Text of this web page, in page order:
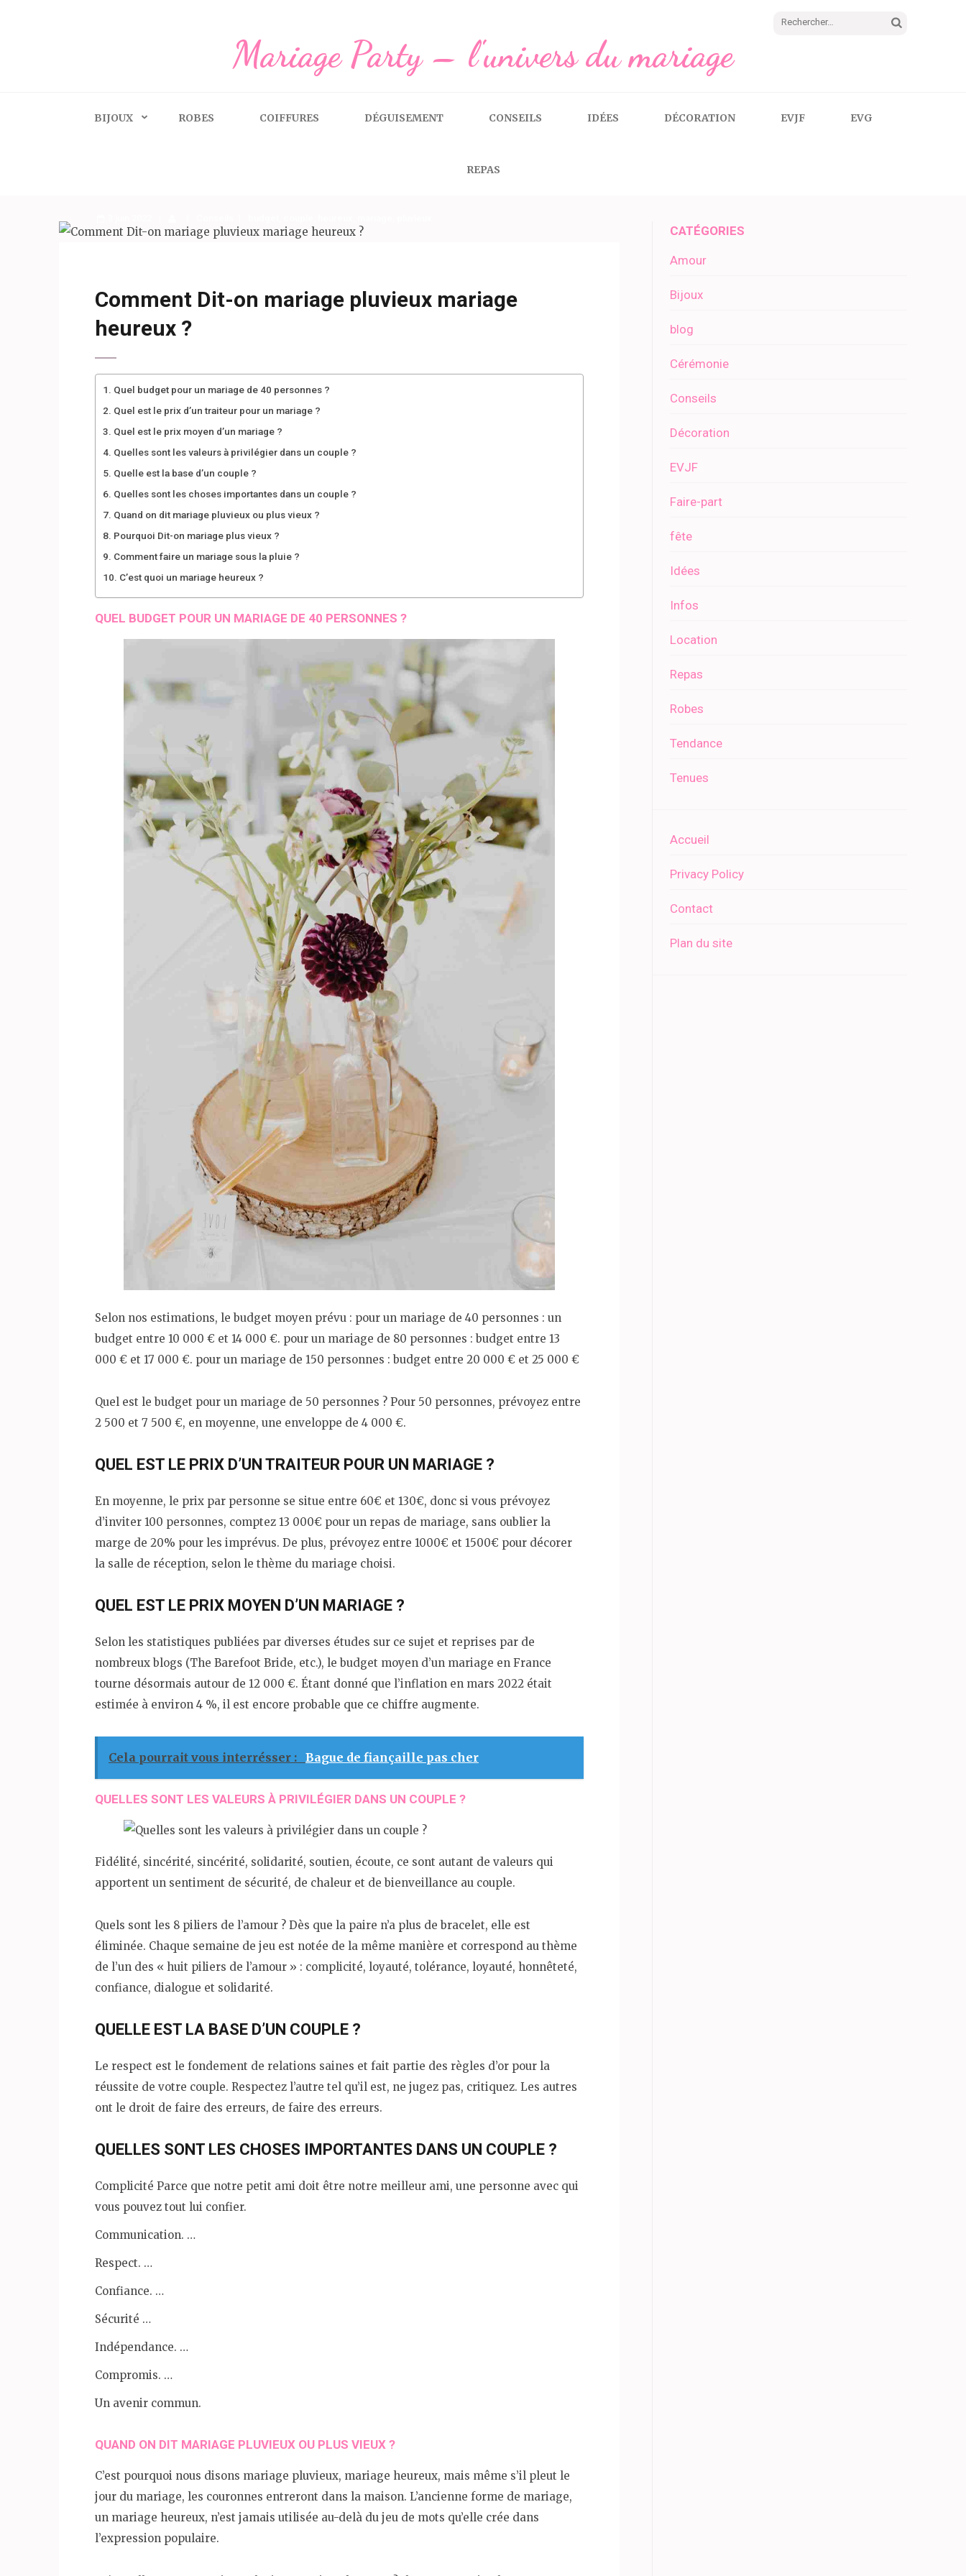
Rechercher :
Mariage Party – l'univers du mariage
BIJOUX ROBES COIFFURES DÉGUISEMENT CONSEILS IDÉES DÉCORATION EVJF EVG
REPAS
Comment Dit-on mariage pluvieux mariage
heureux ?
Quel budget pour un mariage de 40 personnes ?
Quel est le prix d’un traiteur pour un mariage ?
Quel est le prix moyen d’un mariage ?
Quelles sont les valeurs à privilégier dans un couple ?
Quelle est la base d’un couple ?
Quelles sont les choses importantes dans un couple ?
Quand on dit mariage pluvieux ou plus vieux ?
Pourquoi Dit-on mariage plus vieux ?
Comment faire un mariage sous la pluie ?
C’est quoi un mariage heureux ?
QUEL BUDGET POUR UN MARIAGE DE 40 PERSONNES ?
Selon nos estimations, le budget moyen prévu : pour un mariage de 40 personnes : un
budget entre 10 000 € et 14 000 €. pour un mariage de 80 personnes : budget entre 13
000 € et 17 000 €. pour un mariage de 150 personnes : budget entre 20 000 € et 25 000 €
Quel est le budget pour un mariage de 50 personnes ? Pour 50 personnes, prévoyez entre
2 500 et 7 500 €, en moyenne, une enveloppe de 4 000 €.
QUEL EST LE PRIX D’UN TRAITEUR POUR UN MARIAGE ?
En moyenne, le prix par personne se situe entre 60€ et 130€, donc si vous prévoyez
d’inviter 100 personnes, comptez 13 000€ pour un repas de mariage, sans oublier la
marge de 20% pour les imprévus. De plus, prévoyez entre 1000€ et 1500€ pour décorer
la salle de réception, selon le thème du mariage choisi.
QUEL EST LE PRIX MOYEN D’UN MARIAGE ?
Selon les statistiques publiées par diverses études sur ce sujet et reprises par de
nombreux blogs (The Barefoot Bride, etc.), le budget moyen d’un mariage en France
tourne désormais autour de 12 000 €. Étant donné que l’inflation en mars 2022 était
estimée à environ 4 %, il est encore probable que ce chiffre augmente.
Cela pourrait vous interrésser : Bague de fiançaille pas cher
QUELLES SONT LES VALEURS À PRIVILÉGIER DANS UN COUPLE ?
Fidélité, sincérité, sincérité, solidarité, soutien, écoute, ce sont autant de valeurs qui
apportent un sentiment de sécurité, de chaleur et de bienveillance au couple.
Quels sont les 8 piliers de l’amour ? Dès que la paire n’a plus de bracelet, elle est
éliminée. Chaque semaine de jeu est notée de la même manière et correspond au thème
de l’un des « huit piliers de l’amour » : complicité, loyauté, tolérance, loyauté, honnêteté,
confiance, dialogue et solidarité.
QUELLE EST LA BASE D’UN COUPLE ?
Le respect est le fondement de relations saines et fait partie des règles d’or pour la
réussite de votre couple. Respectez l’autre tel qu’il est, ne jugez pas, critiquez. Les autres
ont le droit de faire des erreurs, de faire des erreurs.
QUELLES SONT LES CHOSES IMPORTANTES DANS UN COUPLE ?
Complicité Parce que notre petit ami doit être notre meilleur ami, une personne avec qui
vous pouvez tout lui confier.
Communication. …
Respect. …
Confiance. …
Sécurité …
Indépendance. …
Compromis. …
Un avenir commun.
QUAND ON DIT MARIAGE PLUVIEUX OU PLUS VIEUX ?
C’est pourquoi nous disons mariage pluvieux, mariage heureux, mais même s’il pleut le
jour du mariage, les couronnes entreront dans la maison. L’ancienne forme de mariage,
un mariage heureux, n’est jamais utilisée au-delà du jeu de mots qu’elle crée dans
l’expression populaire.
CATÉGORIES
Amour
Bijoux
blog
Cérémonie
Conseils
Décoration
EVJF
Faire-part
fête
Idées
Infos
Location
Repas
Robes
Tendance
Tenues
Accueil
Privacy Policy
Contact
Plan du site